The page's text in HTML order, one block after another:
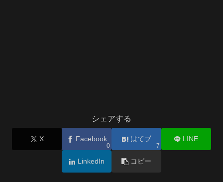
シェアする
X Facebook
0
はてブ
7
LINE
LinkedIn コピー